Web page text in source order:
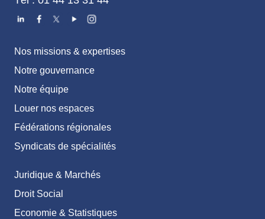
Nos missions & expertises
Notre gouvernance
Notre équipe
Louer nos espaces
Fédérations régionales
Syndicats de spécialités
Juridique & Marchés
Droit Social
Economie & Statistiques